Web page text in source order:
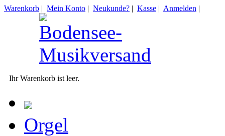
Warenkorb | Mein Konto | Neukunde? | Kasse | Anmelden |
Ihr Warenkorb ist leer.
Orgel